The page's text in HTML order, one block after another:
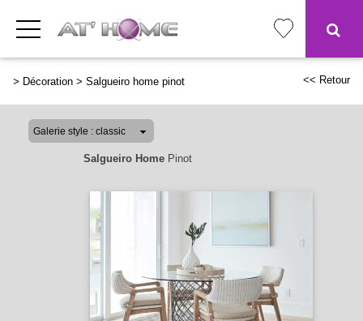
> Décoration > Salgueiro home pinot << Retour
Salgueiro HomePinot